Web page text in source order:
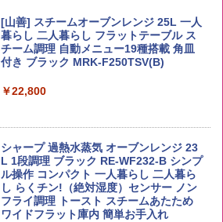
by Amazon 国産ブレンド米 精米 5kg
￥2,650
kg 業務用 お米マイスターブレンド
￥2,680
ブラックニッカ ニッカ Nikka ウィスキ
ー4000ml ブラックニッカクリア ウヰス
キー 【日本 アサヒ ウィスキー】 大容量
お得 4リットル
￥4,327
角瓶 2700ml サントリー ウイスキー ハ
イボール 大容量
￥6,091
チキンラーメン どんぶり 85g×12個 日清
食品 インスタント カップ麺
￥1,939
￥2,323
[山善] スチームオーブンレンジ 25L 一人
暮らし 二人暮らし フラットテーブル ス
チーム調理 自動メニュー19種搭載 角皿
付き ブラック MRK-F250TSV(B)
￥22,800
シャープ 過熱水蒸気 オーブンレンジ 23
L 1段調理 ブラック RE-WF232-B シンプ
ル操作 コンパクト 一人暮らし 二人暮ら
し らくチン!（絶対湿度）センサー ノン
フライ調理 トースト スチームあたため
ワイドフラット庫内 簡単お手入れ